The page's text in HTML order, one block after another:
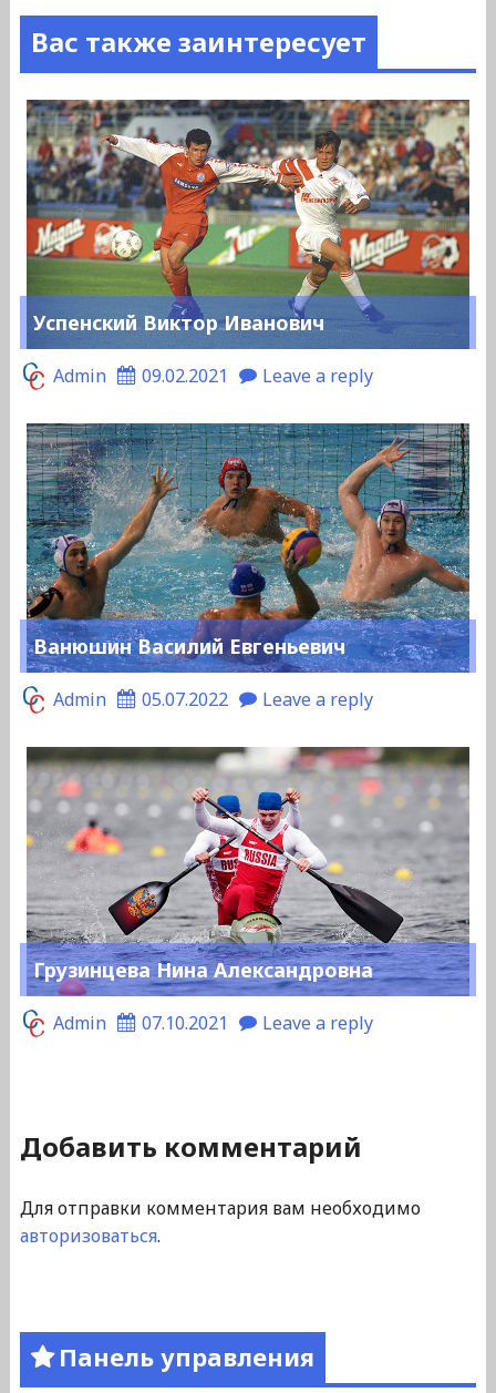
Вас также заинтересует
Успенский Виктор Иванович
Admin 09.02.2021 Leave a reply
Ванюшин Василий Евгеньевич
Admin 05.07.2022 Leave a reply
Грузинцева Нина Александровна
Admin 07.10.2021 Leave a reply
Добавить комментарий
Для отправки комментария вам необходимо
авторизоваться.
Панель управления